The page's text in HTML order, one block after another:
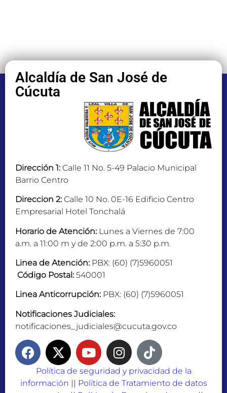
Alcaldía de San José de
Cúcuta
Dirección 1: Calle 11 No. 5-49 Palacio Municipal
Barrio Centro
Direccion 2: Calle 10 No. 0E-16 Edificio Centro
Empresarial Hotel Tonchalá
Horario de Atención: Lunes a Viernes de 7:00
a.m. a 11:00 m y de 2:00 p.m. a 5:30 p.m.
Linea de Atención: PBX: (60) (7)5960051
Código Postal: 540001
Linea Anticorrupción: PBX: (60) (7)5960051
Notificaciones Judiciales:
notificaciones_judiciales@cucuta.gov.co
Política de seguridad y privacidad de la
información
Política de Tratamiento de datos